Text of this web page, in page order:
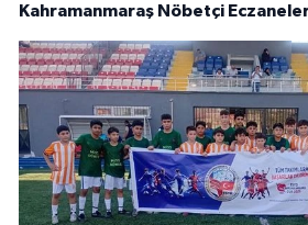
Kahramanmaraş Nöbetçi